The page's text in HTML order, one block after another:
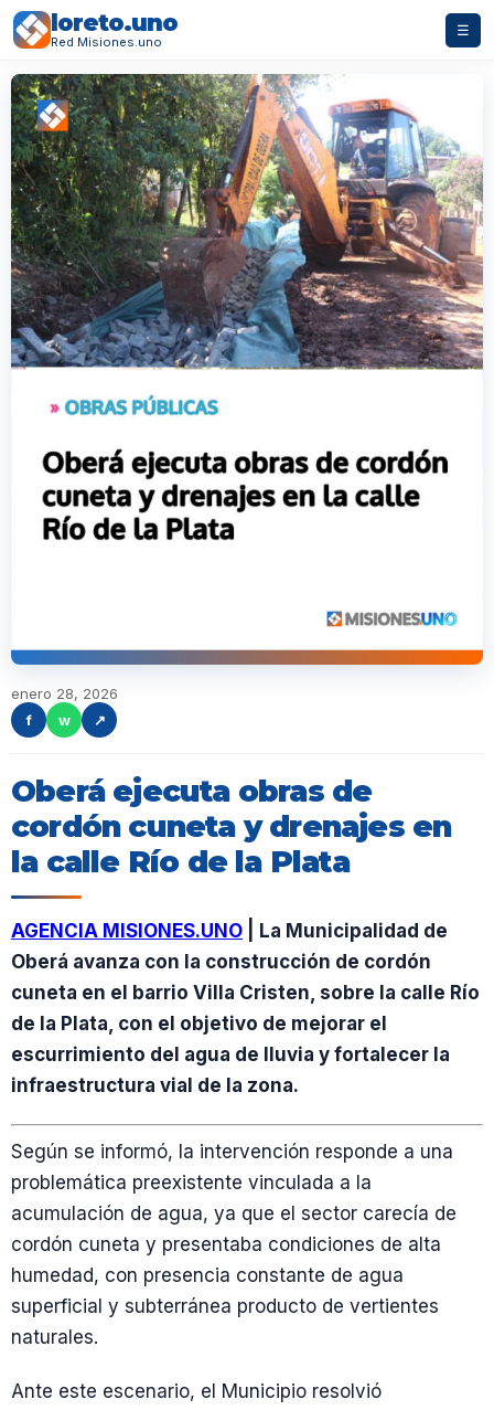
loreto.uno
Red Misiones.uno
☰
enero 28, 2026
f
w ↗
Oberá ejecuta obras de
cordón cuneta y drenajes en
la calle Río de la Plata
AGENCIA MISIONES.UNO | La Municipalidad de
Oberá avanza con la construcción de cordón
cuneta en el barrio Villa Cristen, sobre la calle Río
de la Plata, con el objetivo de mejorar el
escurrimiento del agua de lluvia y fortalecer la
infraestructura vial de la zona.
Según se informó, la intervención responde a una
problemática preexistente vinculada a la
acumulación de agua, ya que el sector carecía de
cordón cuneta y presentaba condiciones de alta
humedad, con presencia constante de agua
superficial y subterránea producto de vertientes
naturales.
Ante este escenario, el Municipio resolvió